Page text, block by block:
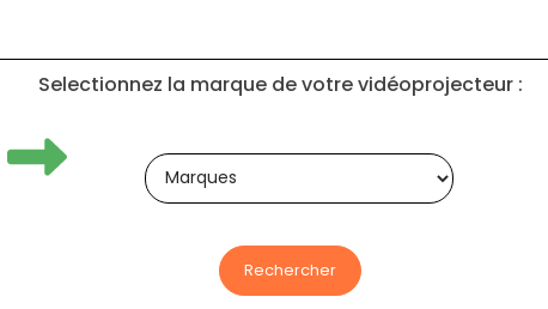
Selectionnez la marque de votre vidéoprojecteur :